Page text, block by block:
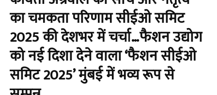
का चमकता परिणाम सीईओ समिट
2025 की देशभर में चर्चा…फैशन उद्योग
को नई दिशा देने वाला ‘फैशन सीईओ
समिट 2025’ मुंबई में भव्य रूप से